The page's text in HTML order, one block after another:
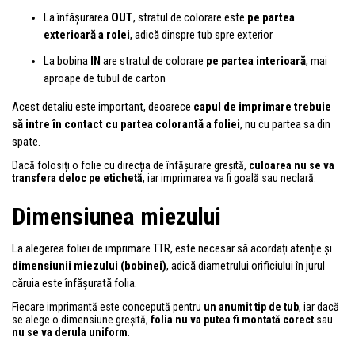
La înfășurarea OUT, stratul de colorare este pe partea
exterioară a rolei, adică dinspre tub spre exterior
La bobina IN are stratul de colorare pe partea interioară, mai
aproape de tubul de carton
Acest detaliu este important, deoarece capul de imprimare trebuie
să intre în contact cu partea colorantă a foliei, nu cu partea sa din
spate.
Dacă folosiți o folie cu direcția de înfășurare greșită, culoarea nu se va
transfera deloc pe etichetă, iar imprimarea va fi goală sau neclară.
Dimensiunea miezului
La alegerea foliei de imprimare TTR, este necesar să acordați atenție și
dimensiunii miezului (bobinei), adică diametrului orificiului în jurul
căruia este înfășurată folia.
Fiecare imprimantă este concepută pentru un anumit tip de tub, iar dacă
se alege o dimensiune greșită, folia nu va putea fi montată corect sau
nu se va derula uniform